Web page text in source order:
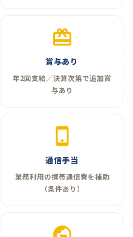
賞与あり
年2回支給／決算次第で追加賞
与あり
通信手当
業務利用の携帯通信費を補助
（条件あり）